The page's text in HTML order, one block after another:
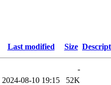
Last modified Size
-
2024-08-10 19:15
52K